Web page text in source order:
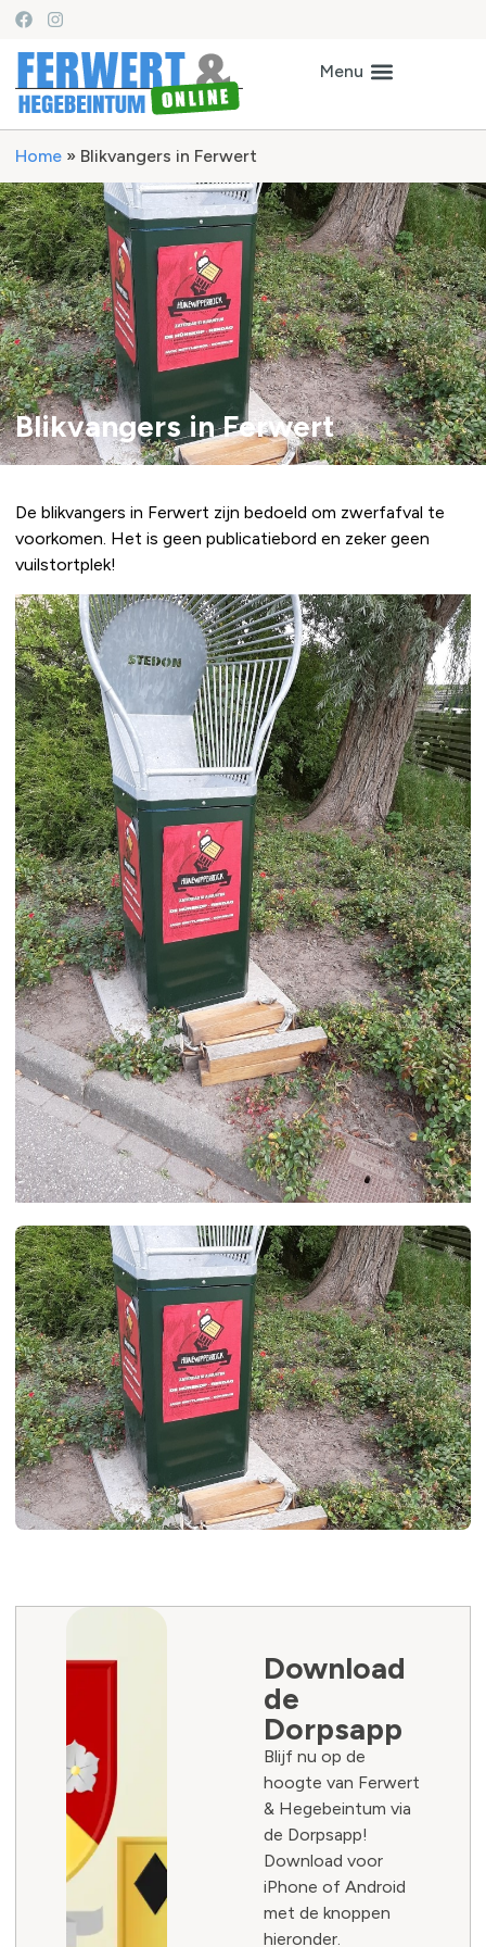
Home » Blikvangers in Ferwert
Blikvangers in Ferwert
De blikvangers in Ferwert zijn bedoeld om zwerfafval te
voorkomen. Het is geen publicatiebord en zeker geen
vuilstortplek!
Download
de
Dorpsapp
Blijf nu op de
hoogte van Ferwert
& Hegebeintum via
de Dorpsapp!
Download voor
iPhone of Android
met de knoppen
hieronder.